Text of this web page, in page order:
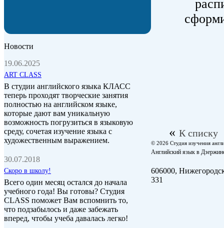
Новости
19.06.2025
ART CLASS
В студии английского языка КЛАСС
теперь проходят творческие занятия
полностью на английском языке,
которые дают вам уникальную
возможность погрузиться в языковую
среду, сочетая изучение языка с
художественным выражением.
30.07.2018
Скоро в школу!
Всего один месяц остался до начала
учебного года! Вы готовы? Студия
CLASS поможет Вам вспомнить то,
что подзабылось и даже забежать
вперед, чтобы учеба давалась легко!
« К списку
© 2026 Студия изучения
Английский язык в
606000,
331